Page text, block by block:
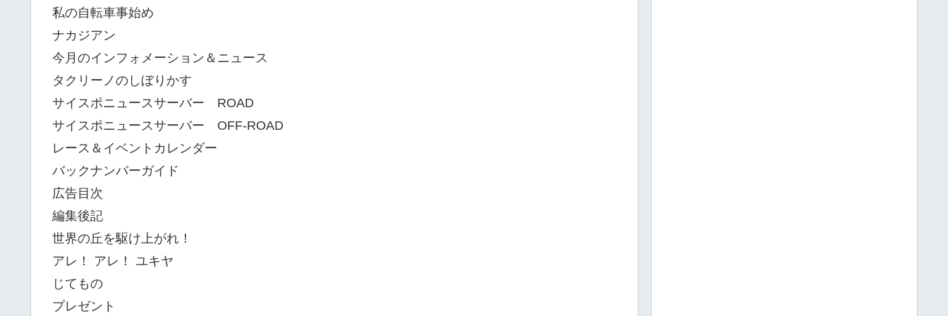
私の自転車事始め
ナカジアン
今月のインフォメーション＆ニュース
タクリーノのしぼりかす
サイスポニュースサーバー ROAD
サイスポニュースサーバー OFF-ROAD
レース＆イベントカレンダー
バックナンバーガイド
広告目次
編集後記
世界の丘を駆け上がれ！
アレ！ アレ！ ユキヤ
じてもの
プレゼント